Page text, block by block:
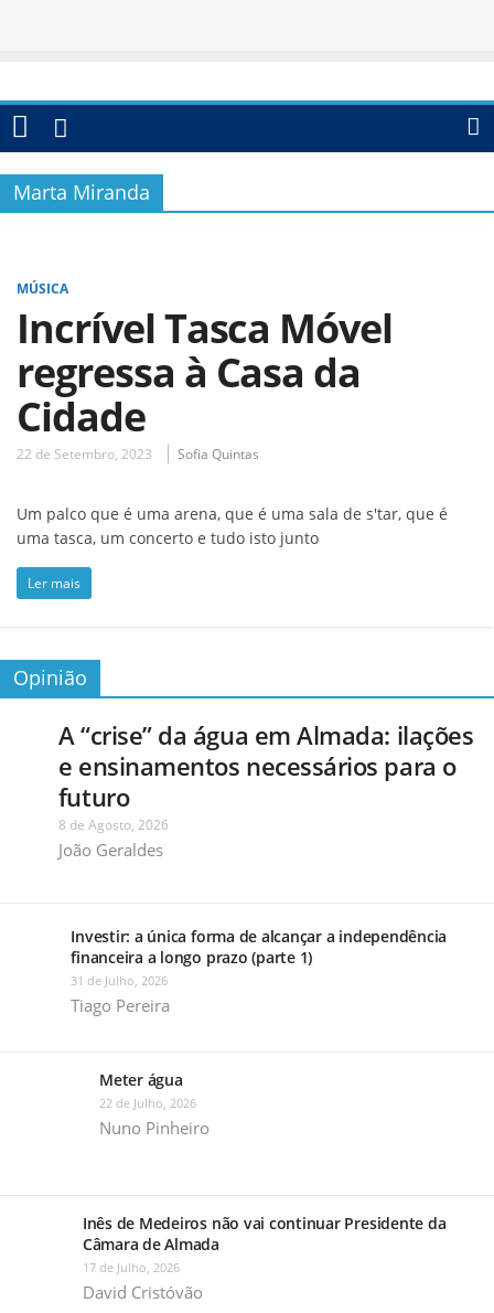
Marta Miranda
MÚSICA
Incrível Tasca Móvel
regressa à Casa da
Cidade
22 de Setembro, 2023 Sofia Quintas
Um palco que é uma arena, que é uma sala de s'tar, que é
uma tasca, um concerto e tudo isto junto
Ler mais
Opinião
A “crise” da água em Almada: ilações
e ensinamentos necessários para o
futuro
8 de Agosto, 2026
João Geraldes
Investir: a única forma de alcançar a independência
financeira a longo prazo (parte 1)
31 de Julho, 2026
Tiago Pereira
Meter água
22 de Julho, 2026
Nuno Pinheiro
Inês de Medeiros não vai continuar Presidente da
Câmara de Almada
17 de Julho, 2026
David Cristóvão